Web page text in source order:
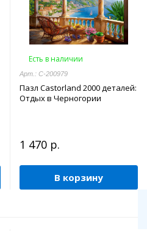
Есть в наличии
Арт.: C-200979
Пазл Castorland 2000 деталей:
Отдых в Черногории
1 470 р.
В корзину